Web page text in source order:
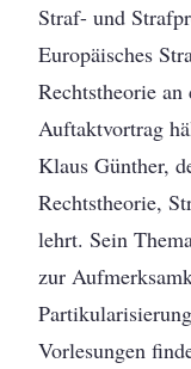
Straf- und
Europäisches
Rechtstheorie
Auftaktvortrag
Klaus Günther,
Rechtstheorie,
lehrt. Sein
zur
Vorlesungen